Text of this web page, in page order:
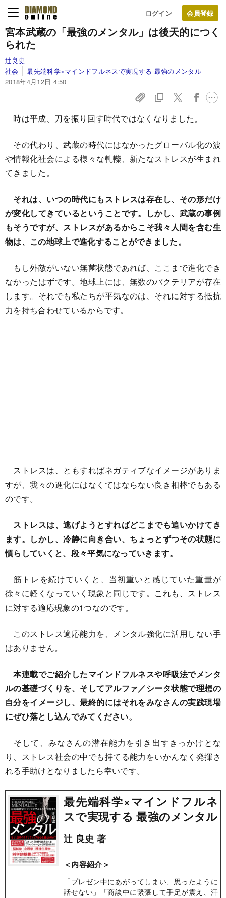
ログイン
宮本武蔵の「最強のメンタル」は後天的につく
られた
辻良史
社会
最先端科学×マインドフルネスで実現する 最強のメンタル
2018年4月12日 4:50
時は平成、刀を振り回す時代ではなくなりました。
その代わり、武蔵の時代にはなかったグローバル化の波
や情報化社会による様々な軋轢、新たなストレスが生まれ
てきました。
それは、いつの時代にもストレスは存在し、その形だけ
が変化してきているということです。しかし、武蔵の事例
もそうですが、ストレスがあるからこそ我々人間を含む生
物は、この地球上で進化することができました。
もし外敵がいない無菌状態であれば、ここまで進化でき
なかったはずです。地球上には、無数のバクテリアが存在
します。それでも私たちが平気なのは、それに対する抵抗
力を持ち合わせているからです。
ストレスは、ともすればネガティブなイメージがありま
すが、我々の進化にはなくてはならない良き相棒でもある
のです。
ストレスは、逃げようとすればどこまでも追いかけてき
ます。しかし、冷静に向き合い、ちょっとずつその状態に
慣らしていくと、段々平気になっていきます。
筋トレを続けていくと、当初重いと感じていた重量が
徐々に軽くなっていく現象と同じです。これも、ストレス
に対する適応現象の1つなのです。
このストレス適応能力を、メンタル強化に活用しない手
はありません。
本連載でご紹介したマインドフルネスや呼吸法でメンタ
ルの基礎づくりを、そしてアルファ／シータ状態で理想の
自分をイメージし、最終的にはそれをみなさんの実践現場
にぜひ落とし込んでみてください。
そして、みなさんの潜在能力を引き出すきっかけとな
り、ストレス社会の中でも持てる能力をいかんなく発揮さ
れる手助けとなりましたら幸いです。
最先端科学×マインドフルネ
スで実現する 最強のメンタル
辻 良史 著
＜内容紹介＞
「プレゼン中にあがってしまい、思ったように
話せない」「商談中に緊張して手足が震え、汗